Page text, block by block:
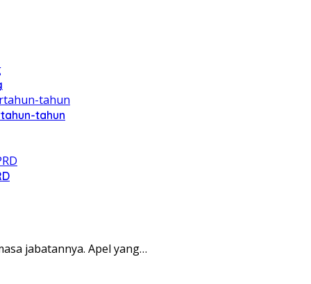
tahun
jabatannya. Apel yang…